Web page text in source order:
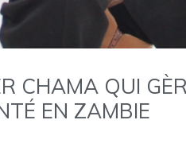
CHAMA QUI
EN ZAMBIE